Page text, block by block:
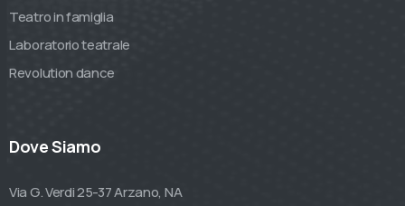
Teatro in famiglia
Laboratorio teatrale
Revolution dance
Dove Siamo
Via G. Verdi 25-37 Arzano, NA